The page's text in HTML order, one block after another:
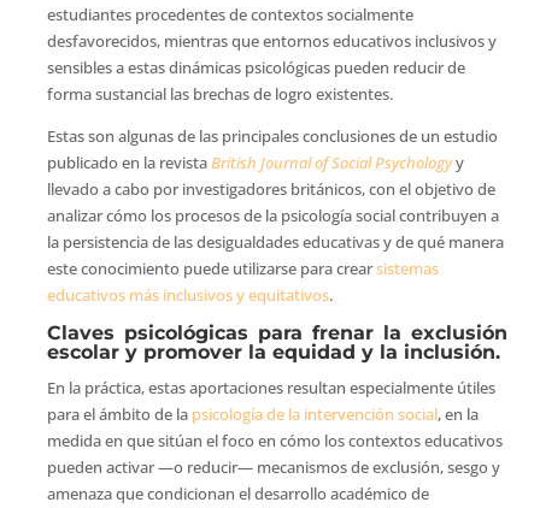
estudiantes procedentes de contextos socialmente
desfavorecidos, mientras que entornos educativos inclusivos y
sensibles a estas dinámicas psicológicas pueden reducir de
forma sustancial las brechas de logro existentes.
Estas son algunas de las principales conclusiones de un estudio
publicado en la revistaBritish Journal of Social Psychologyy
llevado a cabo por investigadores británicos, con el objetivo de
analizar cómo los procesos de la psicología social contribuyen a
la persistencia de las desigualdades educativas y de qué manera
este conocimiento puede utilizarse para crearsistemas
educativos más inclusivos y equitativos.
Claves psicológicas para frenar la exclusión
escolar y promover la equidad y la inclusión.
En la práctica, estas aportaciones resultan especialmente útiles
para el ámbito de la psicología de la intervención social, en la
medida en que sitúan el foco en cómo los contextos educativos
pueden activar —o reducir— mecanismos de exclusión, sesgo y
amenaza que condicionan el desarrollo académico de